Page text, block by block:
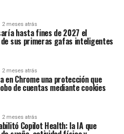
2 meses atrás
hasta fines de 2027 el
sus primeras gafas inteligentes
2 meses atrás
en Chrome una protección que
de cuentas mediante cookies
2 meses atrás
Copilot Health: la IA que